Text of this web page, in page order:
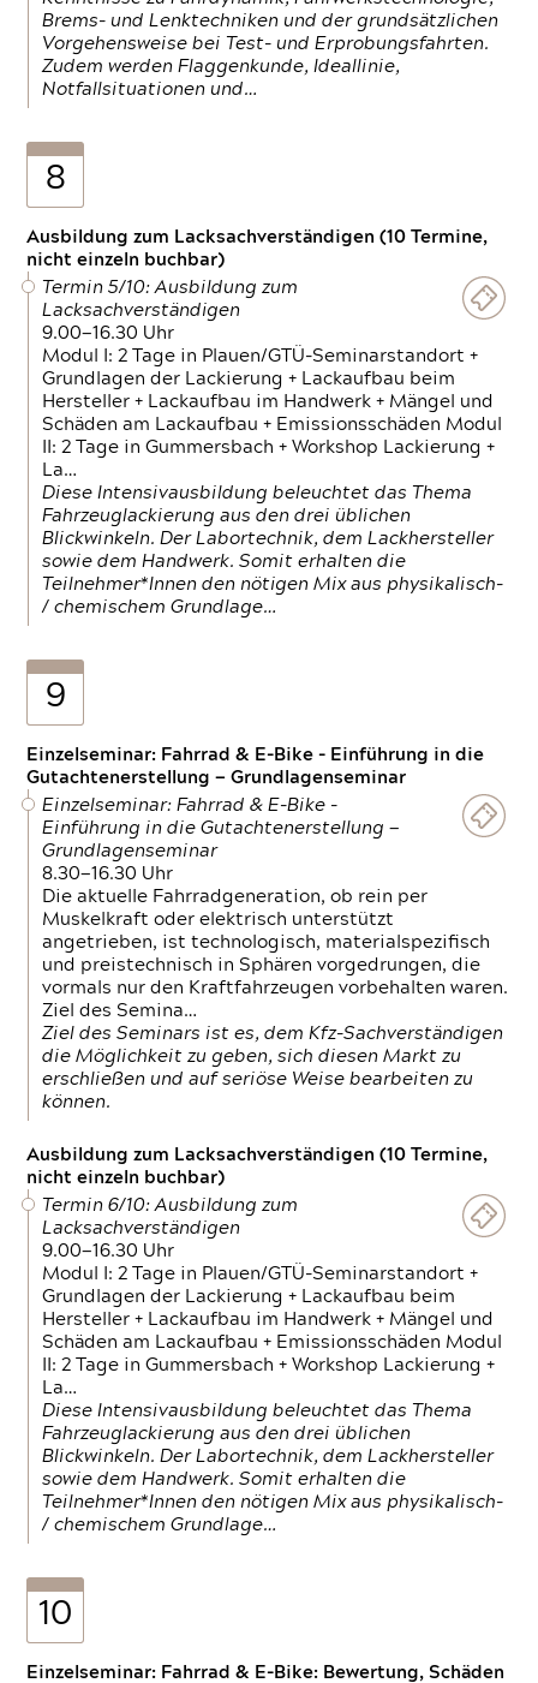
Brems- und Lenktechniken und der grundsätzlichen
Vorgehensweise bei Test- und Erprobungsfahrten.
Zudem werden Flaggenkunde, Ideallinie,
Notfallsituationen und…
8
Ausbildung zum Lacksachverständigen (10 Termine,
nicht einzeln buchbar)
Termin 5/10: Ausbildung zum
Lacksachverständigen
9.00—16.30 Uhr
Modul I: 2 Tage in Plauen/GTÜ-Seminarstandort +
Grundlagen der Lackierung + Lackaufbau beim
Hersteller + Lackaufbau im Handwerk + Mängel und
Schäden am Lackaufbau + Emissionsschäden Modul
II: 2 Tage in Gummersbach + Workshop Lackierung +
La…
Diese Intensivausbildung beleuchtet das Thema
Fahrzeuglackierung aus den drei üblichen
Blickwinkeln. Der Labortechnik, dem Lackhersteller
sowie dem Handwerk. Somit erhalten die
Teilnehmer*Innen den nötigen Mix aus physikalisch-
/ chemischem Grundlage…
9
Einzelseminar: Fahrrad & E-Bike - Einführung in die
Gutachtenerstellung — Grundlagenseminar
Einzelseminar: Fahrrad & E-Bike -
Einführung in die Gutachtenerstellung —
Grundlagenseminar
8.30—16.30 Uhr
Die aktuelle Fahrradgeneration, ob rein per
Muskelkraft oder elektrisch unterstützt
angetrieben, ist technologisch, materialspezifisch
und preistechnisch in Sphären vorgedrungen, die
vormals nur den Kraftfahrzeugen vorbehalten waren.
Ziel des Semina…
Ziel des Seminars ist es, dem Kfz-Sachverständigen
die Möglichkeit zu geben, sich diesen Markt zu
erschließen und auf seriöse Weise bearbeiten zu
können.
Ausbildung zum Lacksachverständigen (10 Termine,
nicht einzeln buchbar)
Termin 6/10: Ausbildung zum
Lacksachverständigen
9.00—16.30 Uhr
Modul I: 2 Tage in Plauen/GTÜ-Seminarstandort +
Grundlagen der Lackierung + Lackaufbau beim
Hersteller + Lackaufbau im Handwerk + Mängel und
Schäden am Lackaufbau + Emissionsschäden Modul
II: 2 Tage in Gummersbach + Workshop Lackierung +
La…
Diese Intensivausbildung beleuchtet das Thema
Fahrzeuglackierung aus den drei üblichen
Blickwinkeln. Der Labortechnik, dem Lackhersteller
sowie dem Handwerk. Somit erhalten die
Teilnehmer*Innen den nötigen Mix aus physikalisch-
/ chemischem Grundlage…
10
Einzelseminar: Fahrrad & E-Bike: Bewertung, Schäden